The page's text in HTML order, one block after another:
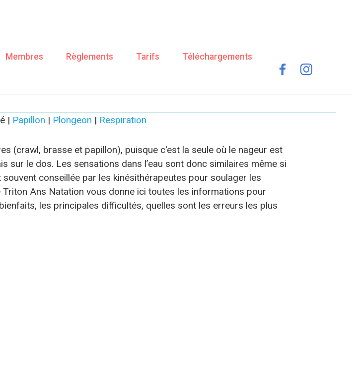
Membres Règlements Tarifs Téléchargements
| Papillon | Plongeon | Respiration
(crawl, brasse et papillon), puisque c'est la seule où le nageur est
sur le dos. Les sensations dans l’eau sont donc similaires même si
conseillée par les kinésithérapeutes pour soulager les
Ans Natation vous donne ici toutes les informations pour
les principales difficultés, quelles sont les erreurs les plus